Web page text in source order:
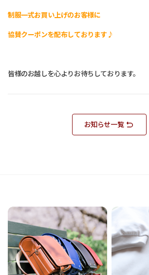
制服一式お買い上げのお客様に
協賛クーポンを配布しております♪
皆様のお越しを心よりお待ちしております。
お知らせ一覧